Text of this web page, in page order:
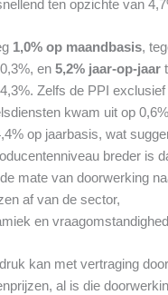
ten opzichte van
1,0% op maandbasis,
en 5,2% jaar-op-jaar
Zelfs de PPI exclusief
kwam uit op
op jaarbasis, wat
breder is
mate van doorwerking
af van de sector,
en
kan met vertraging
al is die